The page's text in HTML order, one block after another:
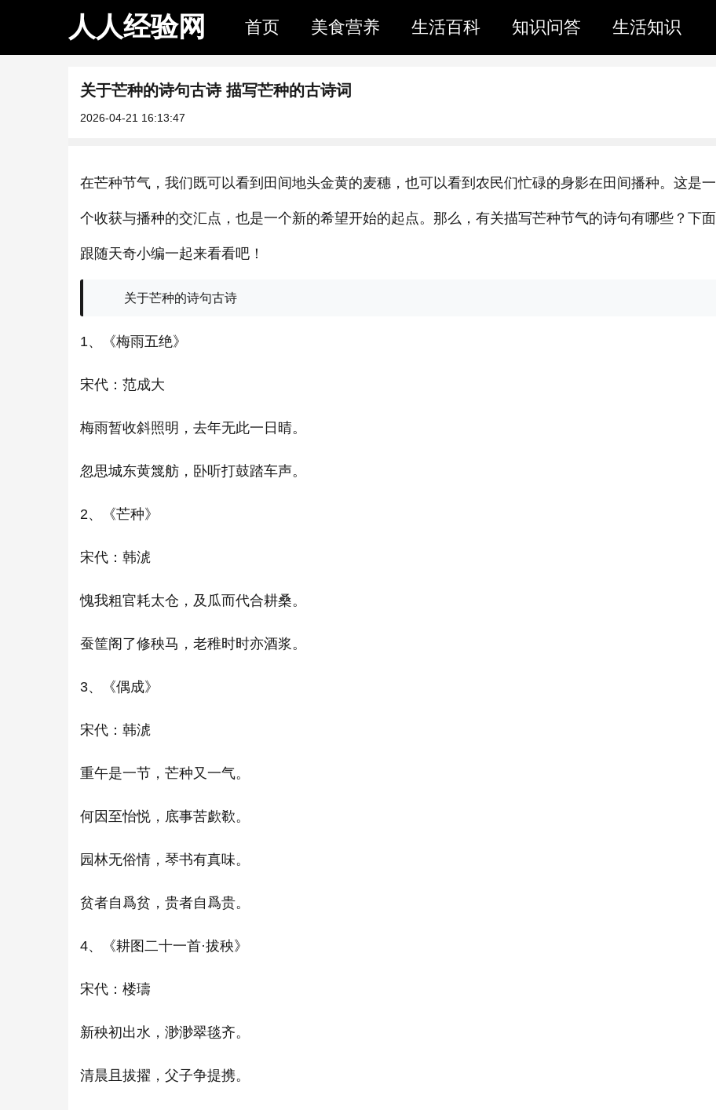
人人经验网 首页 美食营养 生活百科 知识问答 生活知识
关于芒种的诗句古诗 描写芒种的古诗词
2026-04-21 16:13:47
在芒种节气，我们既可以看到田间地头金黄的麦穗，也可以看到农民们忙碌的身影在田间播种。这是一
个收获与播种的交汇点，也是一个新的希望开始的起点。那么，有关描写芒种节气的诗句有哪些？下面
跟随天奇小编一起来看看吧！
关于芒种的诗句古诗
1、《梅雨五绝》
宋代：范成大
梅雨暂收斜照明，去年无此一日晴。
忽思城东黄篾舫，卧听打鼓踏车声。
2、《芒种》
宋代：韩淲
愧我粗官耗太仓，及瓜而代合耕桑。
蚕筐阁了修秧马，老稚时时亦酒浆。
3、《偶成》
宋代：韩淲
重午是一节，芒种又一气。
何因至怡悦，底事苦歔欷。
园林无俗情，琴书有真味。
贫者自爲贫，贵者自爲贵。
4、《耕图二十一首·拔秧》
宋代：楼璹
新秧初出水，渺渺翠毯齐。
清晨且拔擢，父子争提携。